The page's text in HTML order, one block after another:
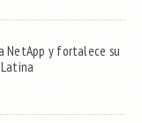
NetApp y fortalece su